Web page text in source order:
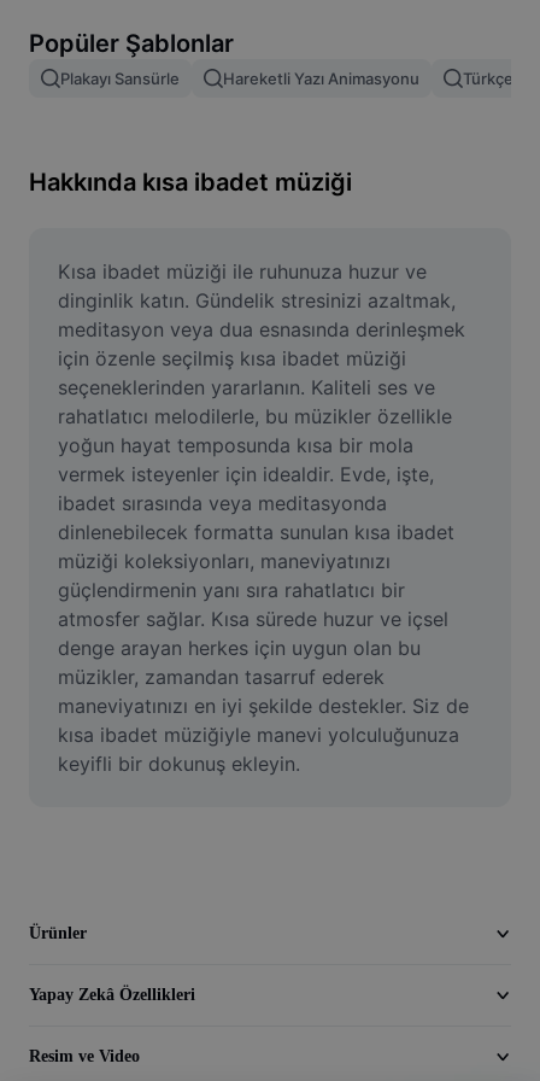
Resim birleştirme
Resmi Yeniden Boyutlandırma
Mizah Görseli Oluşturucu
AI Text Remover
AI People Remover
AI Inpainting
Face Cutout
Video
Video arka planını kaldırma
Kaliteyi artır
Video Düzenleyici
Videoyu Kesme
Popüler Şablonlar
Plakayı Sansürle Hareketli Yazı Animasyonu Türkçe
Hakkında kısa ibadet müziği
Kısa ibadet müziği ile ruhunuza huzur ve
dinginlik katın. Gündelik stresinizi azaltmak,
meditasyon veya dua esnasında derinleşmek
için özenle seçilmiş kısa ibadet müziği
seçeneklerinden yararlanın. Kaliteli ses ve
rahatlatıcı melodilerle, bu müzikler özellikle
yoğun hayat temposunda kısa bir mola
vermek isteyenler için idealdir. Evde, işte,
ibadet sırasında veya meditasyonda
dinlenebilecek formatta sunulan kısa ibadet
müziği koleksiyonları, maneviyatınızı
güçlendirmenin yanı sıra rahatlatıcı bir
atmosfer sağlar. Kısa sürede huzur ve içsel
denge arayan herkes için uygun olan bu
müzikler, zamandan tasarruf ederek
maneviyatınızı en iyi şekilde destekler. Siz de
kısa ibadet müziğiyle manevi yolculuğunuza
keyifli bir dokunuş ekleyin.
Ürünler
Yapay Zekâ Özellikleri
Resim ve Video